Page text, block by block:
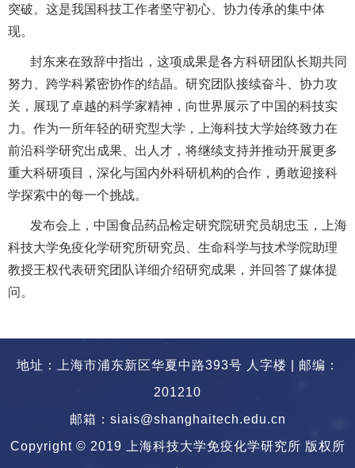
突破。 这是我国科技工作者坚守初心、协力传承的集中体
现。
封东来在致辞中指出， 这项成果是各方科研团队长期共同
努力、跨学科紧密协作的结晶。研究团队接续奋斗、协力攻
关，展现了卓越的科学家精神，向世界展示了中国的科技实
力。 作为一所年轻的研究型大学，上海科技大学始终致力在
前沿科学研究出成果、出人才 ， 将继续支持并推动开展更多
重大科研项目，深化与国内外科研机构的合作，勇敢迎接科
学探索中的每一个挑战。
发布会 上， 中国食品药品检定研究院研究员胡忠玉 ，
上海
科技大学免疫化学研究所研究员
生命科学与技术学院助理
教授王权代表研究团队详细介绍研究成果 ， 并回答了媒体提
问。
地址：上海市浦东新区华夏中路393号 人字楼 | 邮编：
201210
邮箱：siais@shanghaitech.edu.cn
Copyright © 2019 上海科技大学免疫化学研究所 版权所